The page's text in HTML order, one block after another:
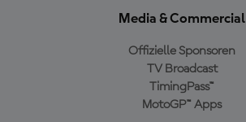
Media & Commercial
Offizielle Sponsoren
TV Broadcast
TimingPass™
MotoGP™ Apps